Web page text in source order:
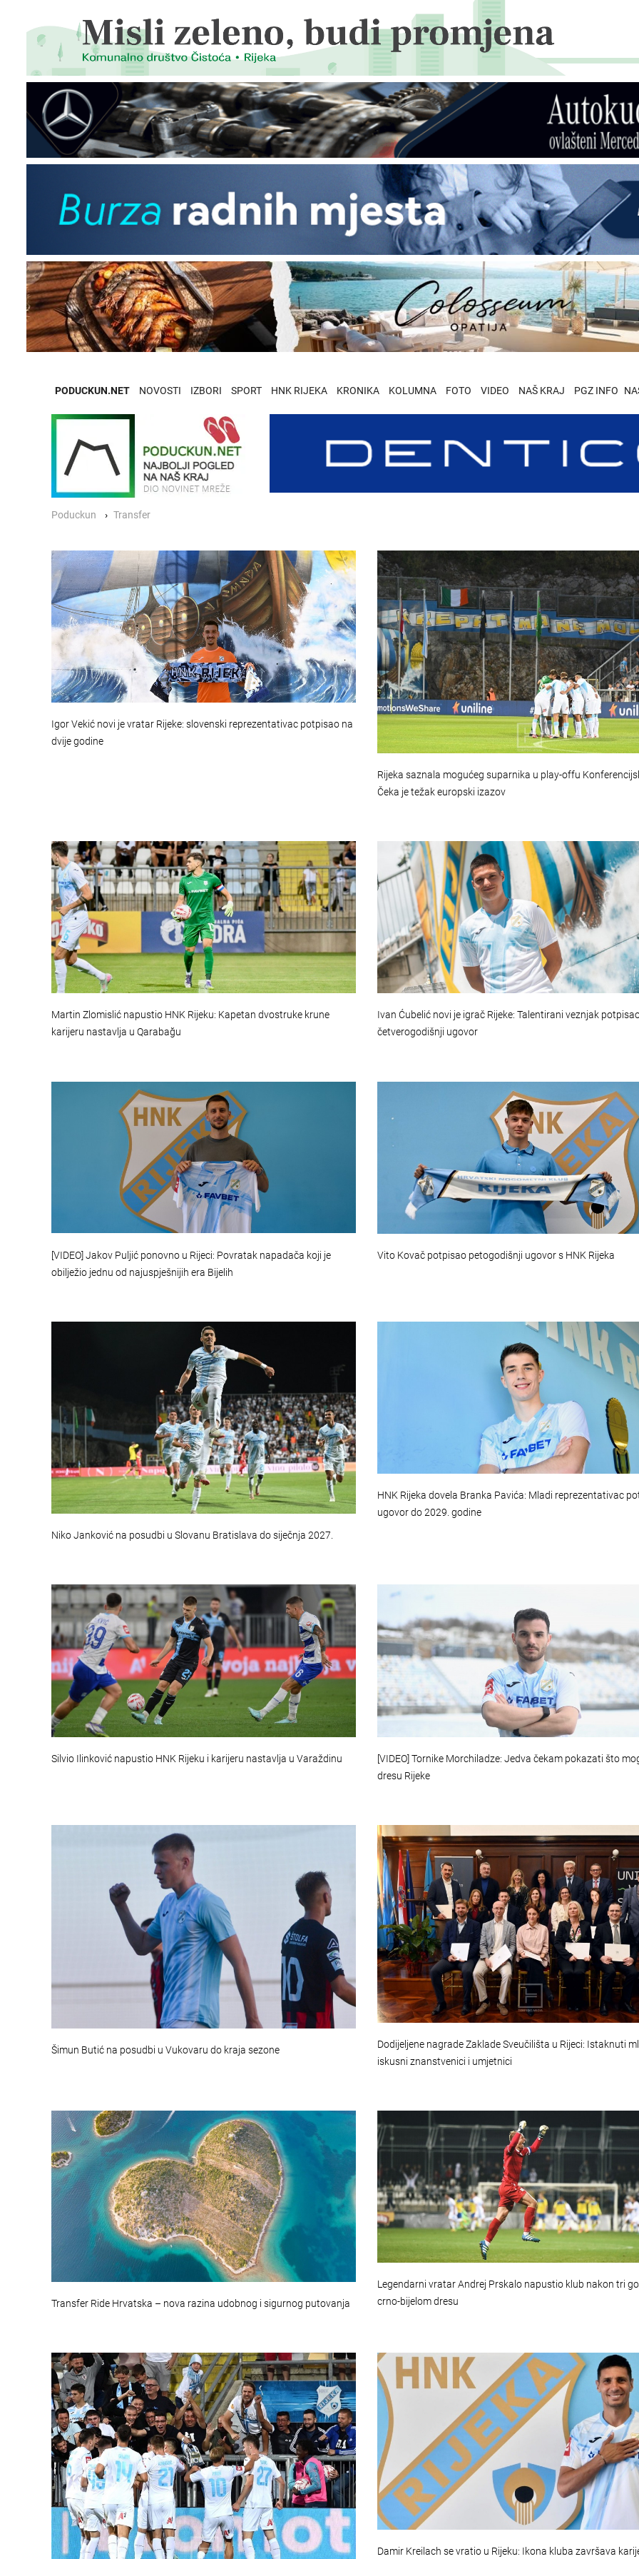
PODUCKUN.NET NOVOSTI IZBORI SPORT HNK RIJEKA KRONIKA KOLUMNA FOTO VIDEO NAŠ KRAJ PGZ INFO
Poduckun Transfer
Igor Vekić novi je vratar Rijeke: slovenski reprezentativac potpisao na
dvije godine
Rijeka saznala mogućeg suparnika u play-offu
Čeka je težak europski izazov
Martin Zlomislić napustio HNK Rijeku: Kapetan dvostruke krune
karijeru nastavlja u Qarabağu
Ivan Ćubelić novi je igrač Rijeke: Talentirani veznjak
četverogodišnji ugovor
[VIDEO] Jakov Puljić ponovno u Rijeci: Povratak napadača koji je
obilježio jednu od najuspješnijih era Bijelih
Vito Kovač potpisao petogodišnji ugovor s HNK Rijeka
Niko Janković na posudbi u Slovanu Bratislava do siječnja 2027.
HNK Rijeka dovela Branka Pavića: Mladi reprezentativac
ugovor do 2029. godine
Silvio Ilinković napustio HNK Rijeku i karijeru nastavlja u Varaždinu
[VIDEO] Tornike Morchiladze: Jedva čekam pokazati što
dresu Rijeke
Šimun Butić na posudbi u Vukovaru do kraja sezone
Dodijeljene nagrade Zaklade Sveučilišta u Rijeci: Istaknuti
iskusni znanstvenici i umjetnici
Transfer Ride Hrvatska – nova razina udobnog i sigurnog putovanja
Legendarni vratar Andrej Prskalo napustio klub nakon tri
crno-bijelom dresu
Damir Kreilach se vratio u Rijeku: Ikona kluba završava